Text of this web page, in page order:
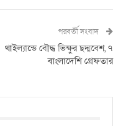
পরবর্তী সংবাদ
থাইল্যান্ডে বৌদ্ধ ভিক্ষুর ছদ্মবেশ, ৭
বাংলাদেশি গ্রেফতার